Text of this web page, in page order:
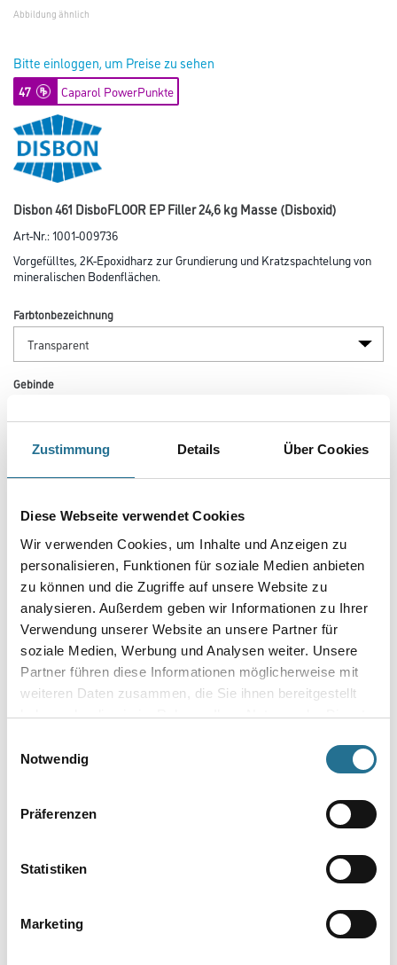
Zustimmung Details Über Cookies
Diese Webseite verwendet Cookies
Wir verwenden Cookies, um Inhalte und Anzeigen zu
personalisieren, Funktionen für soziale Medien anbieten
zu können und die Zugriffe auf unsere Website zu
analysieren. Außerdem geben wir Informationen zu Ihrer
Verwendung unserer Website an unsere Partner für
soziale Medien, Werbung und Analysen weiter. Unsere
Partner führen diese Informationen möglicherweise mit
weiteren Daten zusammen, die Sie ihnen bereitgestellt
haben oder die sie im Rahmen Ihrer Nutzung der Dienste
Notwendig
Präferenzen
Statistiken
Marketing
Abbildung ähnlich
Bitte einloggen, um Preise zu sehen
47 Caparol PowerPunkte
Disbon 461 DisboFLOOR EP Filler 24,6 kg Masse (Disboxid)
Art-Nr.:1001-009736
Vorgefülltes, 2K-Epoxidharz zur Grundierung und Kratzspachtelung von
mineralischen Bodenflächen.
Farbtonbezeichnung
Gebinde
VIELLEICHT GEFÄLLT IHNEN AUCH...
(Disboxid)
1001-009737